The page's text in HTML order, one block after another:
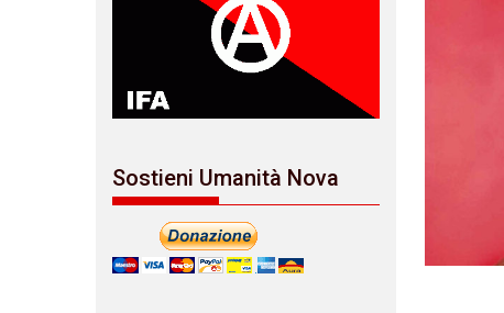
Sostieni Umanità Nova